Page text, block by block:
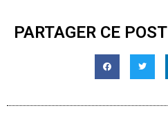
PARTAGER CE POST